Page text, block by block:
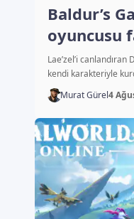
Baldur’s
oyuncusu
açıkladı
Lae’zel’i canlandıran
kendi karakteriyle
Murat Gürel4